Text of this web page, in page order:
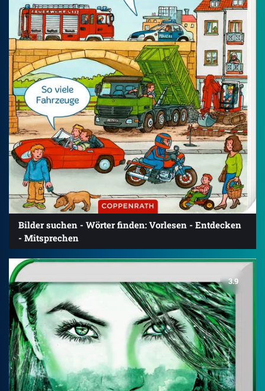
Bilder suchen - Wörter finden: Vorlesen - Entdecken
- Mitsprechen
3.9